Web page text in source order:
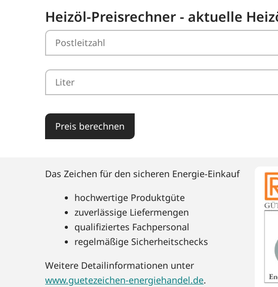
Heizöl-Preisrechner - aktuelle
Preis berechnen
Das Zeichen für den sicheren Energie-Einkauf
hochwertige Produktgüte
zuverlässige Liefermengen
qualifiziertes Fachpersonal
regelmäßige Sicherheitschecks
Weitere Detailinformationen unter
www.guetezeichen-energiehandel.de.